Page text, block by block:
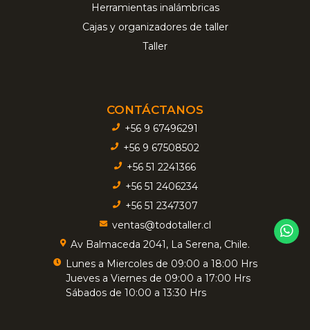
Herramientas inalámbricas
Cajas y organizadores de taller
Taller
CONTÁCTANOS
+56 9 67496291
+56 9 67508502
+56 51 2241366
+56 51 2406234
+56 51 2347307
ventas@todotaller.cl
Av Balmaceda 2041, La Serena, Chile.
Lunes a Miercoles de 09:00 a 18:00 Hrs
Jueves a Viernes de 09:00 a 17:00 Hrs
Sábados de 10:00 a 13:30 Hrs